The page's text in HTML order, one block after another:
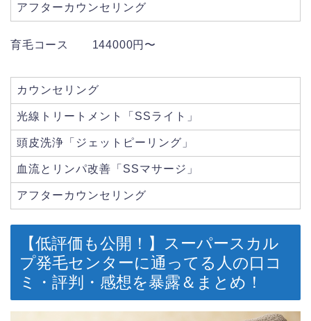
アフターカウンセリング
育毛コース 144000円〜
カウンセリング
光線トリートメント「SSライト」
頭皮洗浄「ジェットピーリング」
血流とリンパ改善「SSマサージ」
アフターカウンセリング
【低評価も公開！】スーパースカル
プ発毛センターに通ってる人の口コ
ミ・評判・感想を暴露＆まとめ！